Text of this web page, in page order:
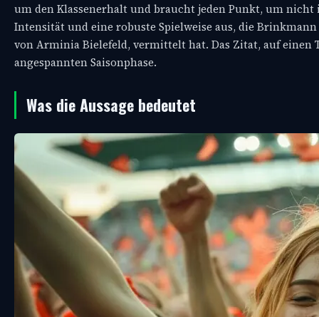
um den Klassenerhalt und braucht jeden Punkt, um
Intensität und eine robuste Spielweise aus, die
von Arminia Bielefeld, vermittelt hat. Das Zitat, auf
angespannten Saisonphase.
Was die Aussage bedeutet